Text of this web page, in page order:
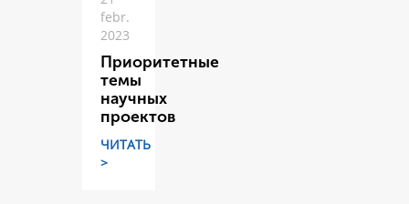
febr.
2023
Приоритетные
темы
научных
проектов
ЧИТАТЬ
>